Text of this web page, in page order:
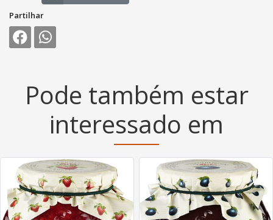
Partilhar
Pode também estar
interessado em